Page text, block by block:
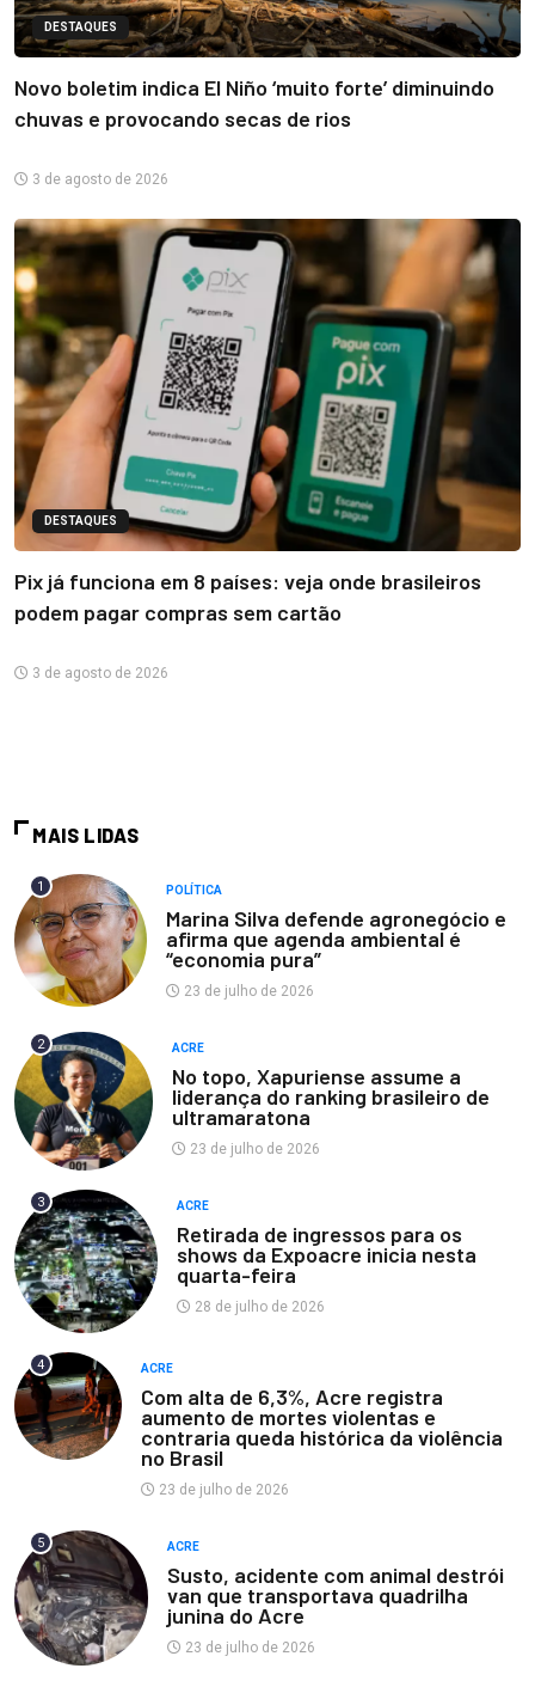
DESTAQUES
Novo boletim indica El Niño ‘muito forte’ diminuindo
chuvas e provocando secas de rios
3 de agosto de 2026
DESTAQUES
Pix já funciona em 8 países: veja onde brasileiros
podem pagar compras sem cartão
3 de agosto de 2026
MAIS LIDAS
1 POLÍTICA
Marina Silva defende agronegócio e
afirma que agenda ambiental é
“economia pura”
23 de julho de 2026
2 ACRE
No topo, Xapuriense assume a
liderança do ranking brasileiro de
ultramaratona
23 de julho de 2026
3 ACRE
Retirada de ingressos para os
shows da Expoacre inicia nesta
quarta-feira
28 de julho de 2026
4 ACRE
Com alta de 6,3%, Acre registra
aumento de mortes violentas e
contraria queda histórica da violência
no Brasil
23 de julho de 2026
5 ACRE
Susto, acidente com animal destrói
van que transportava quadrilha
junina do Acre
23 de julho de 2026